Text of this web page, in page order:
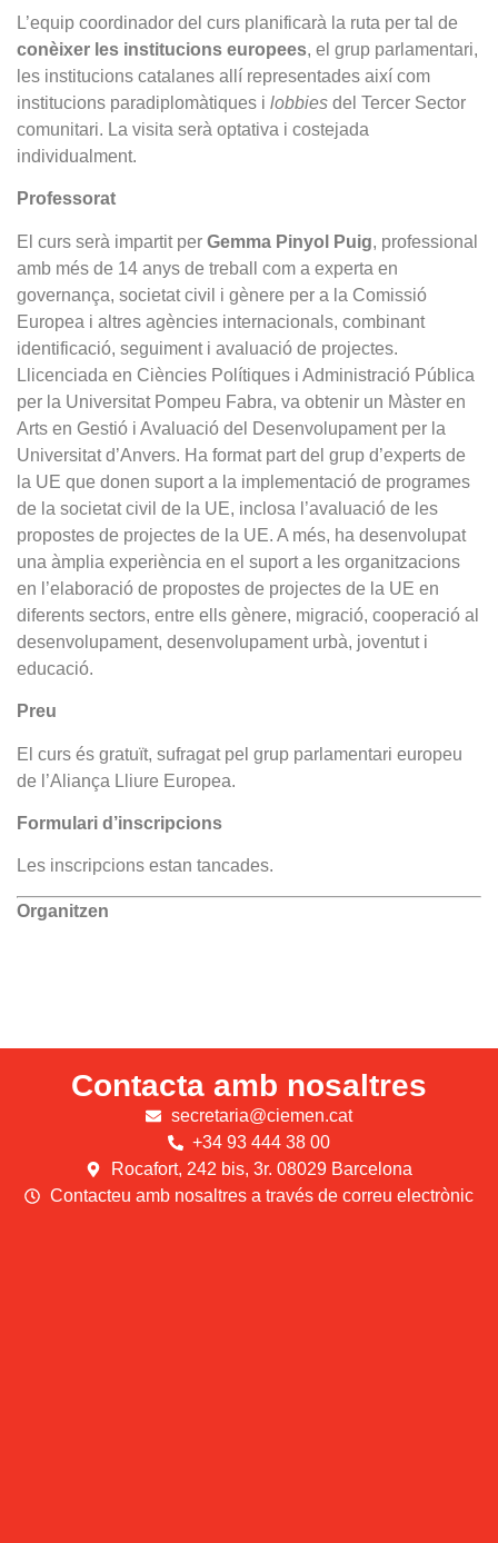
L’equip coordinador del curs planificarà la ruta per tal de
conèixer les institucions europees, el grup parlamentari,
les institucions catalanes allí representades així com
institucions paradiplomàtiques i lobbies del Tercer Sector
comunitari. La visita serà optativa i costejada
individualment.
Professorat
El curs serà impartit per Gemma Pinyol Puig, professional
amb més de 14 anys de treball com a experta en
governança, societat civil i gènere per a la Comissió
Europea i altres agències internacionals, combinant
identificació, seguiment i avaluació de projectes.
Llicenciada en Ciències Polítiques i Administració Pública
per la Universitat Pompeu Fabra, va obtenir un Màster en
Arts en Gestió i Avaluació del Desenvolupament per la
Universitat d’Anvers. Ha format part del grup d’experts de
la UE que donen suport a la implementació de programes
de la societat civil de la UE, inclosa l’avaluació de les
propostes de projectes de la UE. A més, ha desenvolupat
una àmplia experiència en el suport a les organitzacions
en l’elaboració de propostes de projectes de la UE en
diferents sectors, entre ells gènere, migració, cooperació al
desenvolupament, desenvolupament urbà, joventut i
educació.
Preu
El curs és gratuït, sufragat pel grup parlamentari europeu
de l’Aliança Lliure Europea.
Formulari d’inscripcions
Les inscripcions estan tancades.
Organitzen
Contacta amb nosaltres
secretaria@ciemen.cat
+34 93 444 38 00
Rocafort, 242 bis, 3r. 08029 Barcelona
Contacteu amb nosaltres a través de correu electrònic